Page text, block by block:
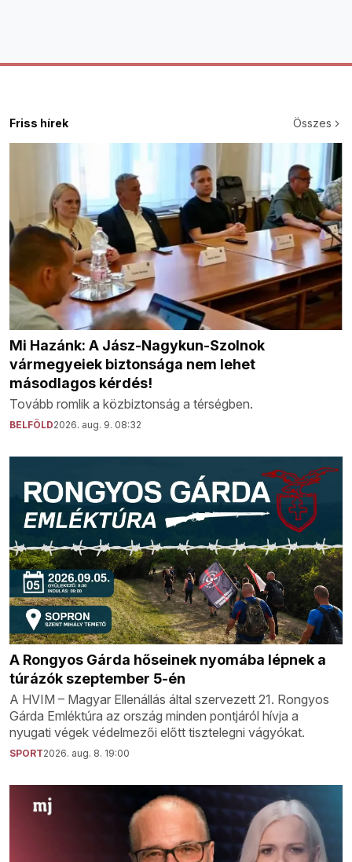
Friss hírek Összes
Mi Hazánk: A Jász-Nagykun-Szolnok
vármegyeiek biztonsága nem lehet
másodlagos kérdés!
Tovább romlik a közbiztonság a térségben.
BELFÖLD2026. aug. 9. 08:32
A Rongyos Gárda hőseinek nyomába lépnek a
túrázók szeptember 5-én
A HVIM – Magyar Ellenállás által szervezett 21. Rongyos
Gárda Emléktúra az ország minden pontjáról hívja a
nyugati végek védelmezői előtt tisztelegni vágyókat.
SPORT2026. aug. 8. 19:00